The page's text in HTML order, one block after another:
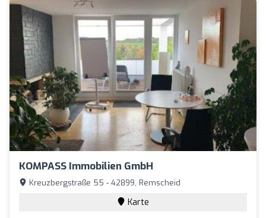
KOMPASS Immobilien GmbH
Kreuzbergstraße 55 - 42899, Remscheid
Karte